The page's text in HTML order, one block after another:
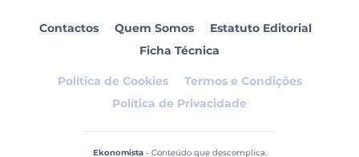
Contactos Quem Somos
Estatuto Editorial
Ficha Técnica
Política de Cookies
Termos e Condições
Política de Privacidade
Ekonomista- Conteúdo que descomplica.